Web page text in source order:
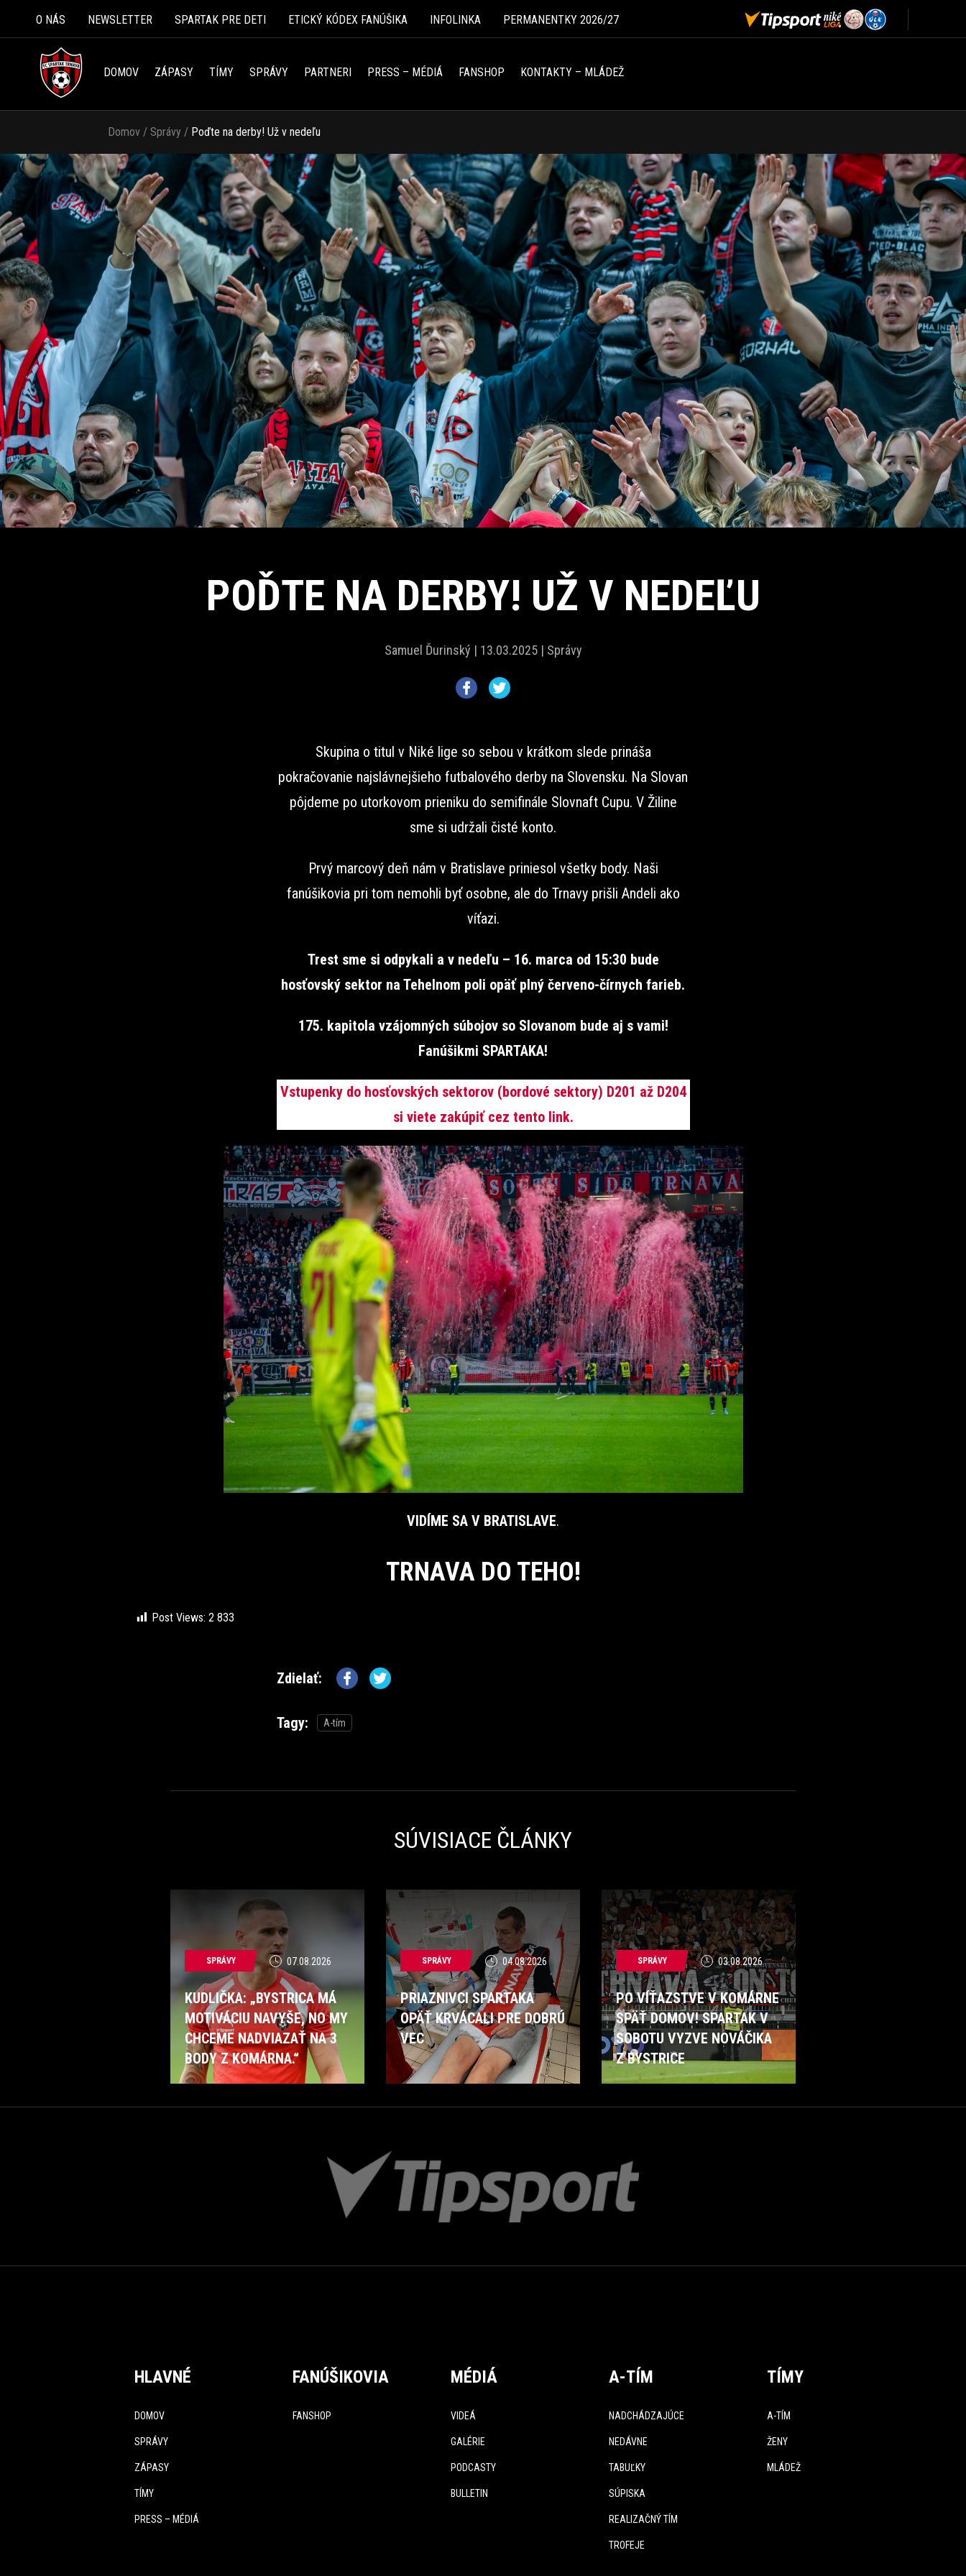
O NÁS NEWSLETTER SPARTAK PRE DETI ETICKÝ KÓDEX FANÚŠIKA INFOLINKA PERMANENTKY 2026/27
DOMOV ZÁPASY TÍMY SPRÁVY PARTNERI PRESS – MÉDIÁ FANSHOP KONTAKTY – MLÁDEŽ
Domov / Správy / Poďte na derby! Už v nedeľu
POĎTE NA DERBY! UŽ V NEDEĽU
Samuel Ďurinský | 13.03.2025 | Správy
Skupina o titul v Niké lige so sebou v krátkom slede prináša
pokračovanie najslávnejšieho futbalového derby na Slovensku. Na Slovan
pôjdeme po utorkovom prieniku do semifinále Slovnaft Cupu. V Žiline
sme si udržali čisté konto.
Prvý marcový deň nám v Bratislave priniesol všetky body. Naši
fanúšikovia pri tom nemohli byť osobne, ale do Trnavy prišli Andeli ako
víťazi.
Trest sme si odpykali a v nedeľu – 16. marca od 15:30 bude
hosťovský sektor na Tehelnom poli opäť plný červeno-čírnych farieb.
175. kapitola vzájomných súbojov so Slovanom bude aj s vami!
Fanúšikmi SPARTAKA!
Vstupenky do hosťovských sektorov (bordové sektory) D201 až D204
si viete zakúpiť cez tento link.
VIDÍME SA V BRATISLAVE.
TRNAVA DO TEHO!
Post Views: 2 833
Zdielať:
Tagy: A-tím
SÚVISIACE ČLÁNKY
SPRÁVY 07.08.2026
KUDLIČKA: „BYSTRICA MÁ
MOTIVÁCIU NAVYŠE, NO MY
CHCEME NADVIAZAŤ NA 3
BODY Z KOMÁRNA.“
SPRÁVY 04.08.2026
PRIAZNIVCI SPARTAKA
OPÄŤ KRVÁCALI PRE DOBRÚ
VEC
SPRÁVY 03.08.2026
PO VÍŤAZSTVE V KOMÁRNE
SPÄŤ DOMOV! SPARTAK V
SOBOTU VYZVE NOVÁČIKA
Z BYSTRICE
HLAVNÉ
DOMOV
SPRÁVY
ZÁPASY
TÍMY
PRESS – MÉDIÁ
FANÚŠIKOVIA
FANSHOP
MÉDIÁ
VIDEÁ
GALÉRIE
PODCASTY
BULLETIN
A-TÍM
NADCHÁDZAJÚCE
NEDÁVNE
TABUĽKY
SÚPISKA
REALIZAČNÝ TÍM
TROFEJE
TÍMY
A-TÍM
ŽENY
MLÁDEŽ